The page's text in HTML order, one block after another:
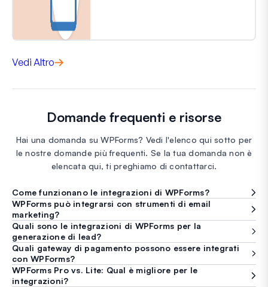
Vedi Altro
Domande frequenti e risorse
Hai una domanda su WPForms? Vedi l'elenco qui sotto per
le nostre domande più frequenti. Se la tua domanda non è
elencata qui, ti preghiamo di contattarci.
Come funzionano le integrazioni di WPForms?
WPForms può integrarsi con strumenti di email
marketing?
Quali sono le integrazioni di WPForms per la
generazione di lead?
Quali gateway di pagamento possono essere integrati
con WPForms?
WPForms Pro vs. Lite: Qual è migliore per le
integrazioni?